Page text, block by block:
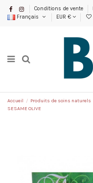
Conditions de vente
Français
EUR €
Accueil Produits de soins naturels
SESAME OLIVE